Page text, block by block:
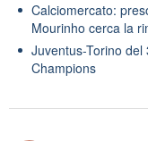
Calciomercato:
Mourinho cerca la
Juventus-Torino
Champions